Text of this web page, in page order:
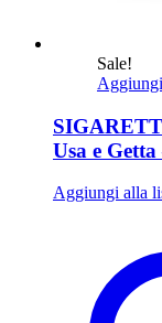
Sale!
Usa e
Aggiungi alla